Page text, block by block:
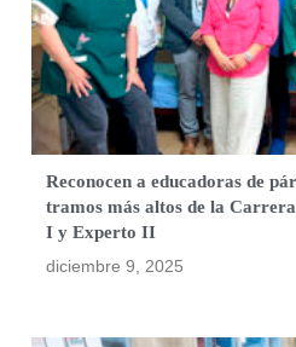
Reconocen a educadoras de
tramos más altos de la
I y Experto II
diciembre 9, 2025